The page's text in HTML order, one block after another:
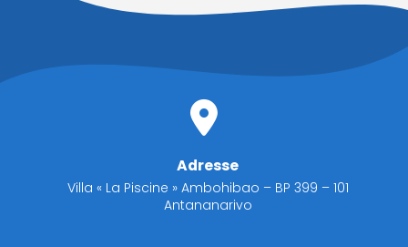
Adresse
Villa « La Piscine » Ambohibao – BP 399 – 101
Antananarivo